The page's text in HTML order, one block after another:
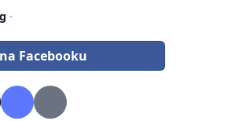
·
Facebooku